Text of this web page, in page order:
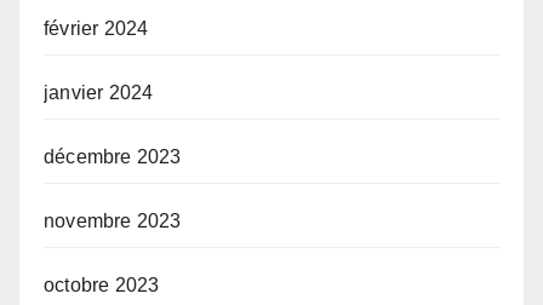
février 2024
janvier 2024
décembre 2023
novembre 2023
octobre 2023